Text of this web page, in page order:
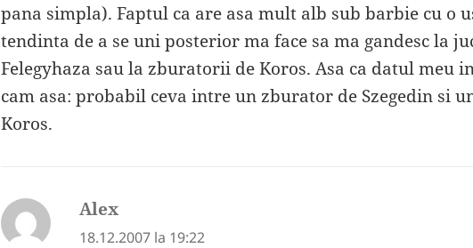
pana simpla). Faptul ca are asa mult alb sub barbie cu o
tendinta de a se uni posterior ma face sa ma gandesc la
Felegyhaza sau la zburatorii de Koros. Asa ca datul meu
cam asa: probabil ceva intre un zburator de Szegedin si
Koros.
Alex
18.12.2007 la 19:22